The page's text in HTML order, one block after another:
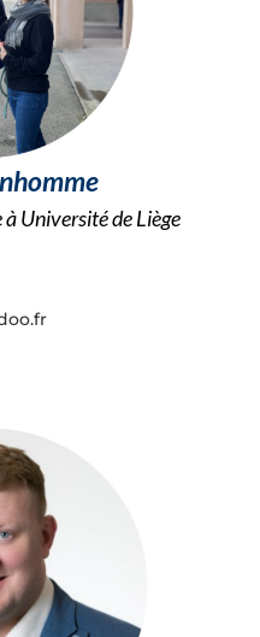
Université de Liège